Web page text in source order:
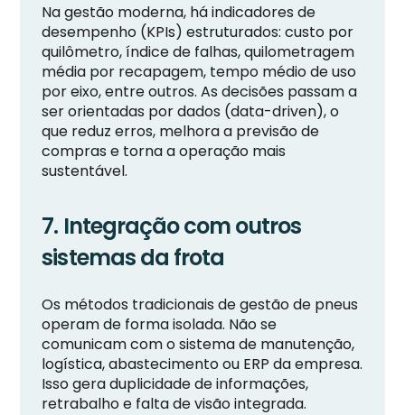
Na gestão moderna, há indicadores de
desempenho (KPIs) estruturados: custo por
quilômetro, índice de falhas, quilometragem
média por recapagem, tempo médio de uso
por eixo, entre outros. As decisões passam a
ser orientadas por dados (data-driven), o
que reduz erros, melhora a previsão de
compras e torna a operação mais
sustentável.
7. Integração com outros
sistemas da frota
Os métodos tradicionais de gestão de pneus
operam de forma isolada. Não se
comunicam com o sistema de manutenção,
logística, abastecimento ou ERP da empresa.
Isso gera duplicidade de informações,
retrabalho e falta de visão integrada.